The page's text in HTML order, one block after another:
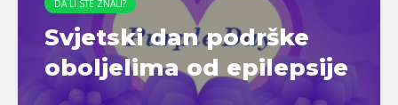
DA LI STE ZNALI?
Svjetski dan podrške
oboljelima od epilepsije